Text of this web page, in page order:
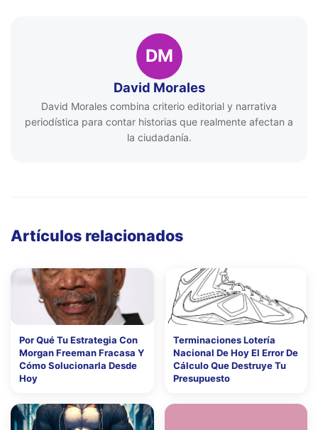
DM
David Morales
David Morales combina criterio editorial y narrativa
periodística para contar historias que realmente afectan a
la ciudadanía.
Artículos relacionados
Por Qué Tu Estrategia Con
Morgan Freeman Fracasa Y
Cómo Solucionarla Desde
Hoy
Terminaciones Lotería
Nacional De Hoy El Error De
Cálculo Que Destruye Tu
Presupuesto